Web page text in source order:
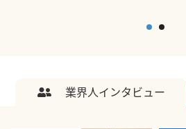
業界人インタビュー